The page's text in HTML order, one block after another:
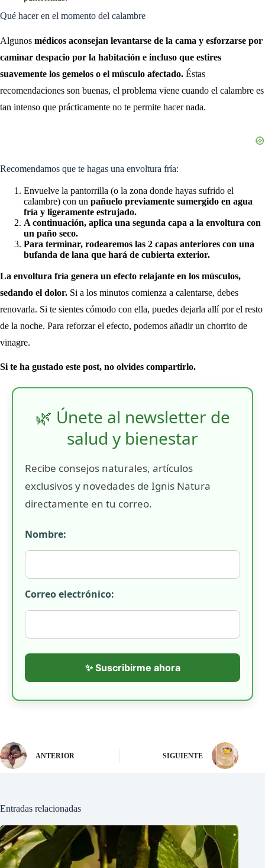
Qué hacer en el momento del calambre
Algunos médicos aconsejan levantarse de la cama y esforzarse por
caminar despacio por la habitación e incluso que estires
suavemente los gemelos o el músculo afectado. Éstas
recomendaciones son buenas, el problema viene cuando el calambre es
tan intenso que prácticamente no te permite hacer nada.
Recomendamos que te hagas una envoltura fría:
Envuelve la pantorrilla (o la zona donde hayas sufrido el
calambre) con un pañuelo previamente sumergido en agua
fría y ligeramente estrujado.
A continuación, aplica una segunda capa a la envoltura con
un paño seco.
Para terminar, rodearemos las 2 capas anteriores con una
bufanda de lana que hará de cubierta exterior.
La envoltura fría genera un efecto relajante en los músculos,
sedando el dolor. Si a los minutos comienza a calentarse, debes
renovarla. Si te sientes cómodo con ella, puedes dejarla allí por el resto
de la noche. Para reforzar el efecto, podemos añadir un chorrito de
vinagre.
Si te ha gustado este post, no olvides compartirlo.
🌿 Únete al newsletter de
salud y bienestar
Recibe consejos naturales, artículos
exclusivos y novedades de Ignis Natura
directamente en tu correo.
Nombre:
Correo electrónico:
✨ Suscribirme ahora
ANTERIOR SIGUIENTE
Entradas relacionadas